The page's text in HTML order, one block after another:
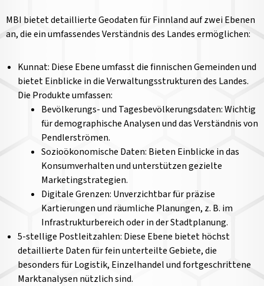
MBI bietet detaillierte Geodaten für Finnland auf zwei Ebenen
an, die ein umfassendes Verständnis des Landes ermöglichen:
Kunnat: Diese Ebene umfasst die finnischen Gemeinden und
bietet Einblicke in die Verwaltungsstrukturen des Landes.
Die Produkte umfassen:
Bevölkerungs- und Tagesbevölkerungsdaten: Wichtig
für demographische Analysen und das Verständnis von
Pendlerströmen.
Sozioökonomische Daten: Bieten Einblicke in das
Konsumverhalten und unterstützen gezielte
Marketingstrategien.
Digitale Grenzen: Unverzichtbar für präzise
Kartierungen und räumliche Planungen, z. B. im
Infrastrukturbereich oder in der Stadtplanung.
5-stellige Postleitzahlen: Diese Ebene bietet höchst
detaillierte Daten für fein unterteilte Gebiete, die
besonders für Logistik, Einzelhandel und fortgeschrittene
Marktanalysen nützlich sind.